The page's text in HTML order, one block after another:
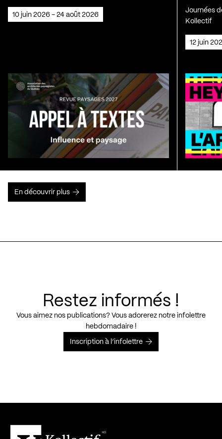
10 juin 2026 - 24 août 2026
Journées
Kollectif
12 juin
En découvrir plus
Restez informés !
Vous aimez nos publications? Vous adorerez notre infolettre
hebdomadaire !
Inscription à l’infolettre